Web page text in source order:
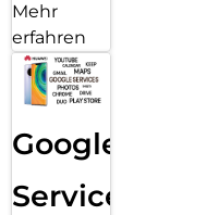
Mehr
erfahren
Google
Services